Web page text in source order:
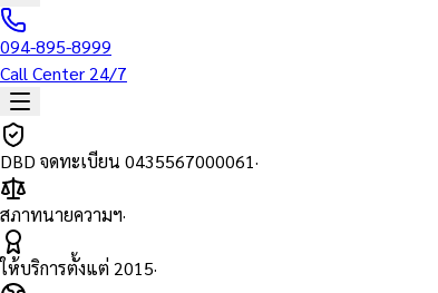
094-895-8999
Call Center 24/7
DBD จดทะเบียน 0435567000061·
สภาทนายความฯ·
ให้บริการตั้งแต่ 2015·